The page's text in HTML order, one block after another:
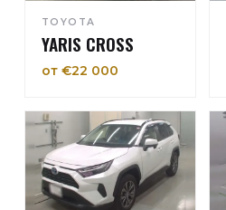
TOYOTA
YARIS CROSS
от €22 000